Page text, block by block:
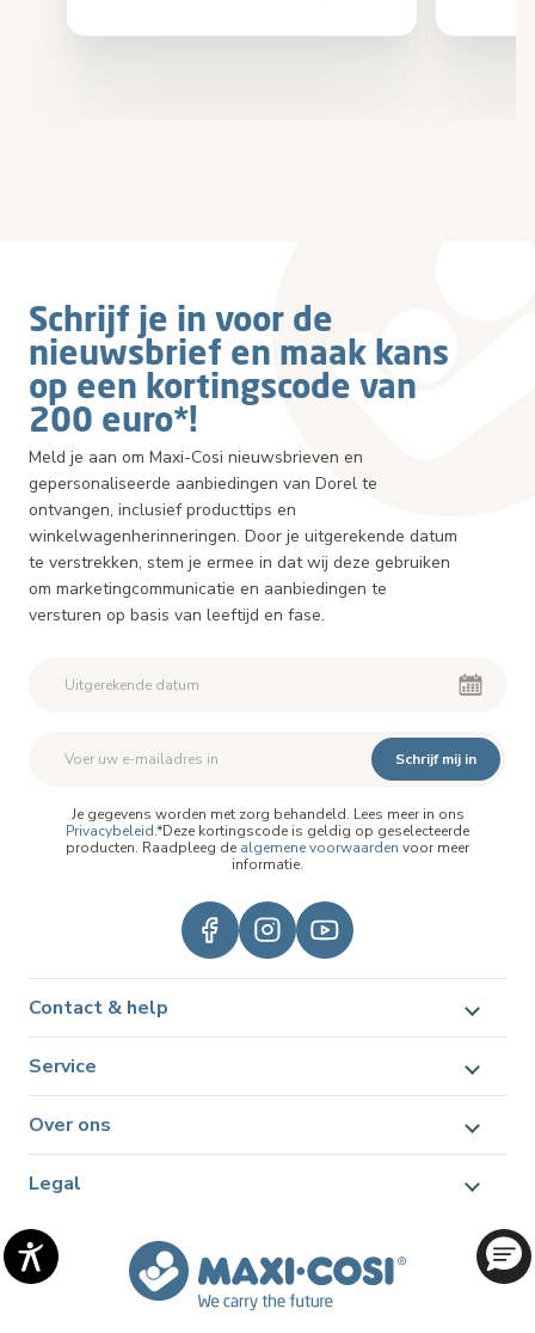
Schrijf je in voor de
nieuwsbrief en maak kans
op een kortingscode van
200 euro*!
Meld je aan om Maxi-Cosi nieuwsbrieven en
gepersonaliseerde aanbiedingen van Dorel te
ontvangen, inclusief producttips en
winkelwagenherinneringen. Door je uitgerekende datum
te verstrekken, stem je ermee in dat wij deze gebruiken
om marketingcommunicatie en aanbiedingen te
versturen op basis van leeftijd en fase.
Schrijf mij in
Je gegevens worden met zorg behandeld. Lees meer in ons
Privacybeleid.*Deze kortingscode is geldig op geselecteerde
producten. Raadpleeg de algemene voorwaarden voor meer
informatie.
Contact & help
Service
Over ons
Legal